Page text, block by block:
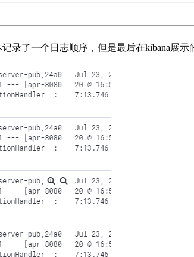
录了一个日志顺序，但是最后在kibana展